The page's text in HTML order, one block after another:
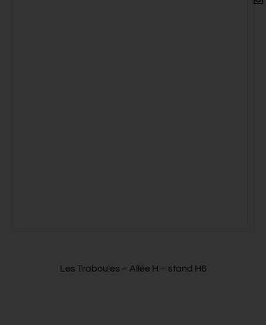
Les Traboules – Allée H – stand H6